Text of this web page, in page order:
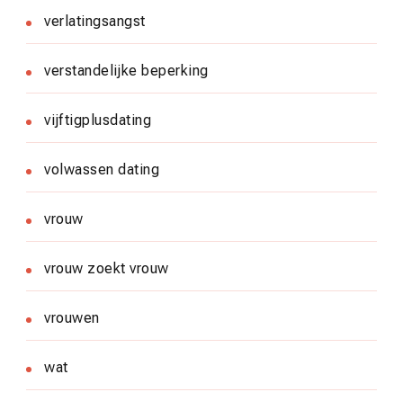
verlatingsangst
verstandelijke beperking
vijftigplusdating
volwassen dating
vrouw
vrouw zoekt vrouw
vrouwen
wat